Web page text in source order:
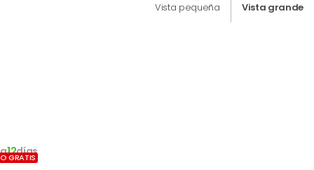
Vista pequeña Vista grande
a12días
GRATIS